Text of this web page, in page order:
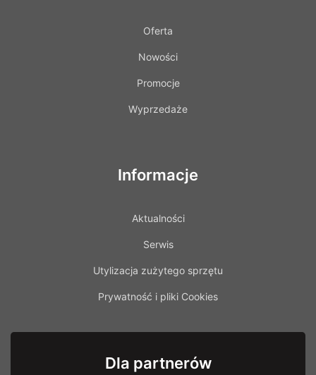
Oferta
Nowości
Promocje
Wyprzedaże
Informacje
Aktualności
Serwis
Utylizacja zużytego sprzętu
Prywatność i pliki Cookies
Dla partnerów